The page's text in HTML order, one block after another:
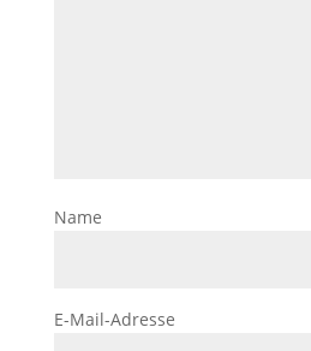
Name
E-Mail-Adresse